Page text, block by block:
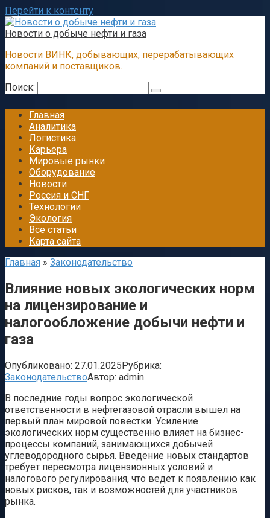
Перейти к контенту
Новости о добыче нефти и газа
Новости ВИНК, добывающих, перерабатывающих
компаний и поставщиков.
Поиск:
Главная
Аналитика
Логистика
Карьера
Мировые рынки
Оборудование
Новости
Россия и СНГ
Технологии
Экология
Все статьи
Карта сайта
Главная » Законодательство
Влияние новых экологических норм
на лицензирование и
налогообложение добычи нефти и
газа
Опубликовано: 27.01.2025Рубрика:
ЗаконодательствоАвтор: admin
В последние годы вопрос экологической
ответственности в нефтегазовой отрасли вышел на
первый план мировой повестки. Усиление
экологических норм существенно влияет на бизнес-
процессы компаний, занимающихся добычей
углеводородного сырья. Введение новых стандартов
требует пересмотра лицензионных условий и
налогового регулирования, что ведет к появлению как
новых рисков, так и возможностей для участников
рынка.